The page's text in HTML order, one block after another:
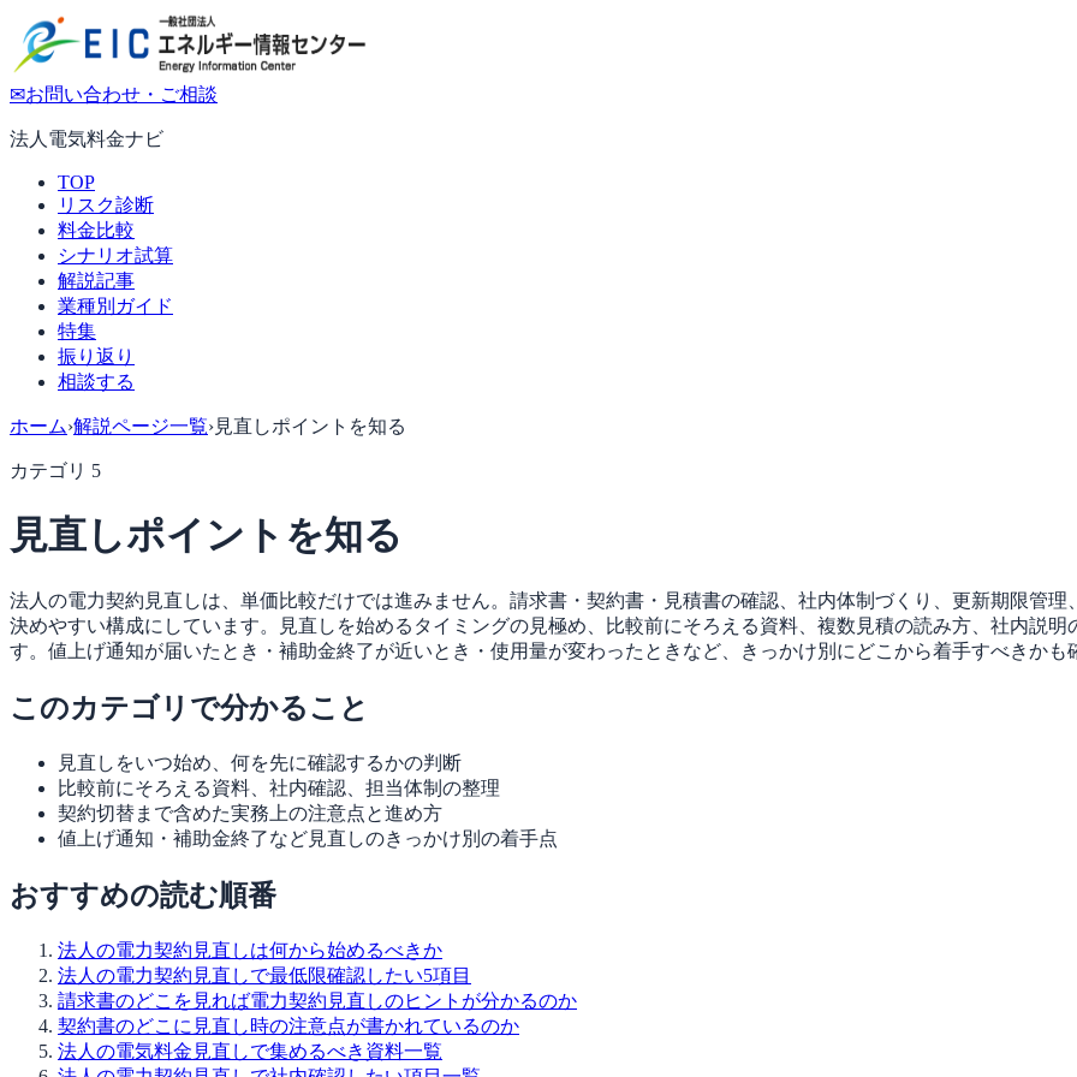
✉お問い合わせ・ご相談
法人電気料金ナビ
TOP
リスク診断
料金比較
シナリオ試算
解説記事
業種別ガイド
特集
振り返り
相談する
ホーム›解説ページ一覧›見直しポイントを知る
カテゴリ 5
見直しポイントを知る
法人の電力契約見直しは、単価比較だけでは進みません。請求書・契約書・見積書の確認、社内体制づくり、更新期限管
決めやすい構成にしています。見直しを始めるタイミングの見極め、比較前にそろえる資料、複数見積の読み方、社内説
す。値上げ通知が届いたとき・補助金終了が近いとき・使用量が変わったときなど、きっかけ別にどこから着手すべきかも
このカテゴリで分かること
見直しをいつ始め、何を先に確認するかの判断
比較前にそろえる資料、社内確認、担当体制の整理
契約切替まで含めた実務上の注意点と進め方
値上げ通知・補助金終了など見直しのきっかけ別の着手点
おすすめの読む順番
法人の電力契約見直しは何から始めるべきか
法人の電力契約見直しで最低限確認したい5項目
請求書のどこを見れば電力契約見直しのヒントが分かるのか
契約書のどこに見直し時の注意点が書かれているのか
法人の電気料金見直しで集めるべき資料一覧